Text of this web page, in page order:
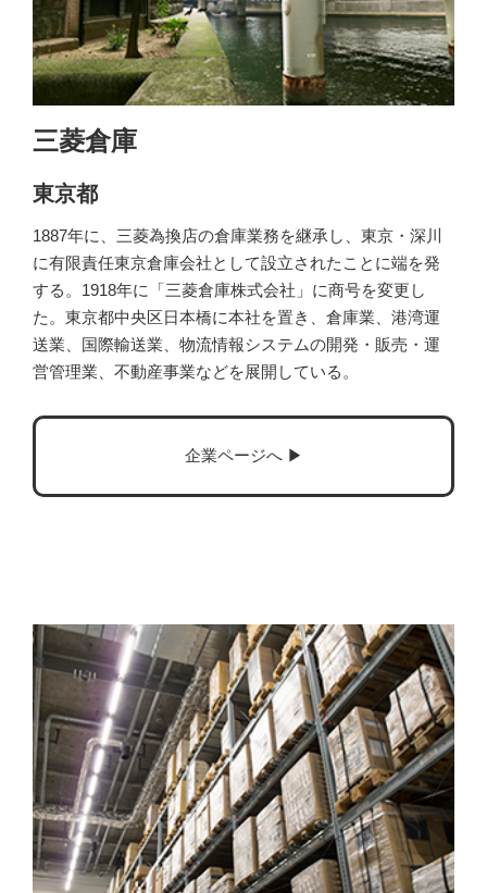
三菱倉庫
東京都
1887年に、三菱為換店の倉庫業務を継承し、東京・深川
に有限責任東京倉庫会社として設立されたことに端を発
する。1918年に「三菱倉庫株式会社」に商号を変更し
た。東京都中央区日本橋に本社を置き、倉庫業、港湾運
送業、国際輸送業、物流情報システムの開発・販売・運
営管理業、不動産事業などを展開している。
企業ページへ ▶︎